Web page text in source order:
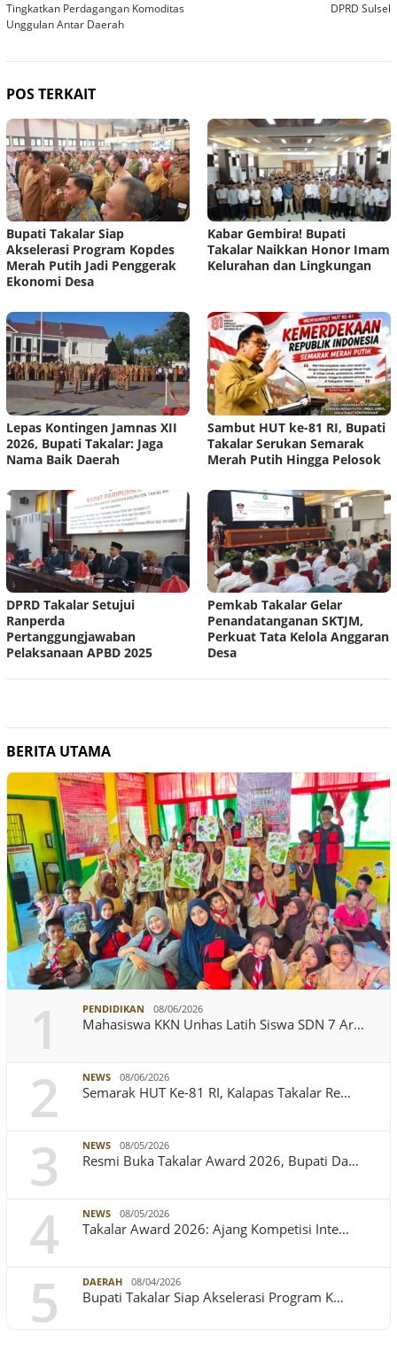
Tingkatkan Perdagangan Komoditas
Unggulan Antar Daerah
DPRD Sulsel
POS TERKAIT
Bupati Takalar Siap
Akselerasi Program Kopdes
Merah Putih Jadi Penggerak
Ekonomi Desa
Kabar Gembira! Bupati
Takalar Naikkan Honor Imam
Kelurahan dan Lingkungan
Lepas Kontingen Jamnas XII
2026, Bupati Takalar: Jaga
Nama Baik Daerah
Sambut HUT ke-81 RI, Bupati
Takalar Serukan Semarak
Merah Putih Hingga Pelosok
DPRD Takalar Setujui
Ranperda
Pertanggungjawaban
Pelaksanaan APBD 2025
Pemkab Takalar Gelar
Penandatanganan SKTJM,
Perkuat Tata Kelola Anggaran
Desa
BERITA UTAMA
1 PENDIDIKAN 08/06/2026
Mahasiswa KKN Unhas Latih Siswa SDN 7 Ar…
2 NEWS 08/06/2026
Semarak HUT Ke-81 RI, Kalapas Takalar Re…
3 NEWS 08/05/2026
Resmi Buka Takalar Award 2026, Bupati Da…
4 NEWS 08/05/2026
Takalar Award 2026: Ajang Kompetisi Inte…
5 DAERAH 08/04/2026
Bupati Takalar Siap Akselerasi Program K…